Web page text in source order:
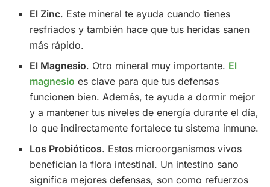
El Zinc. Este mineral te ayuda cuando tienes
resfriados y también hace que tus heridas sanen
más rápido.
El Magnesio. Otro mineral muy importante. El
magnesio es clave para que tus defensas
funcionen bien. Además, te ayuda a dormir mejor
y a mantener tus niveles de energía durante el día,
lo que indirectamente fortalece tu sistema inmune.
Los Probióticos. Estos microorganismos vivos
benefician la flora intestinal. Un intestino sano
significa mejores defensas, son como refuerzos